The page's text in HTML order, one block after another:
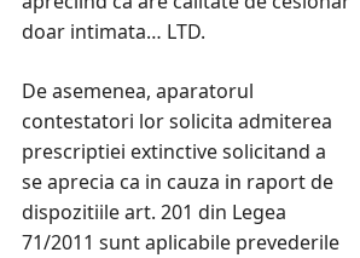
doar intimata… LTD.
De asemenea, aparatorul
contestatori lor solicita admiterea
prescriptiei extinctive solicitand a
se aprecia ca in cauza in raport de
dispozitiile art. 201 din Legea
71/2011 sunt aplicabile prevederile